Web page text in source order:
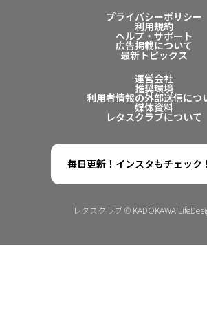
プライバシーポリシー
利用規約
ヘルプ・サポート
広告掲載について
最新トピックス
運営会社
推奨環境
利用者情報の外部送信につ
媒体資料
レタスクラブについて
毎日更新！インスタもチェック！
レタスクラブ © KADOKAWA